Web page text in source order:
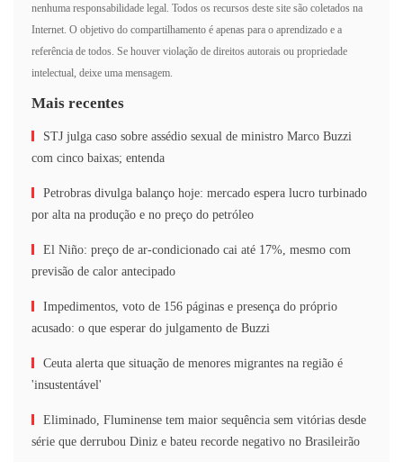
nenhuma responsabilidade legal. Todos os recursos deste site são coletados na
Internet. O objetivo do compartilhamento é apenas para o aprendizado e a
referência de todos. Se houver violação de direitos autorais ou propriedade
intelectual, deixe uma mensagem.
Mais recentes
STJ julga caso sobre assédio sexual de ministro Marco Buzzi
com cinco baixas; entenda
Petrobras divulga balanço hoje: mercado espera lucro turbinado
por alta na produção e no preço do petróleo
El Niño: preço de ar-condicionado cai até 17%, mesmo com
previsão de calor antecipado
Impedimentos, voto de 156 páginas e presença do próprio
acusado: o que esperar do julgamento de Buzzi
Ceuta alerta que situação de menores migrantes na região é
'insustentável'
Eliminado, Fluminense tem maior sequência sem vitórias desde
série que derrubou Diniz e bateu recorde negativo no Brasileirão